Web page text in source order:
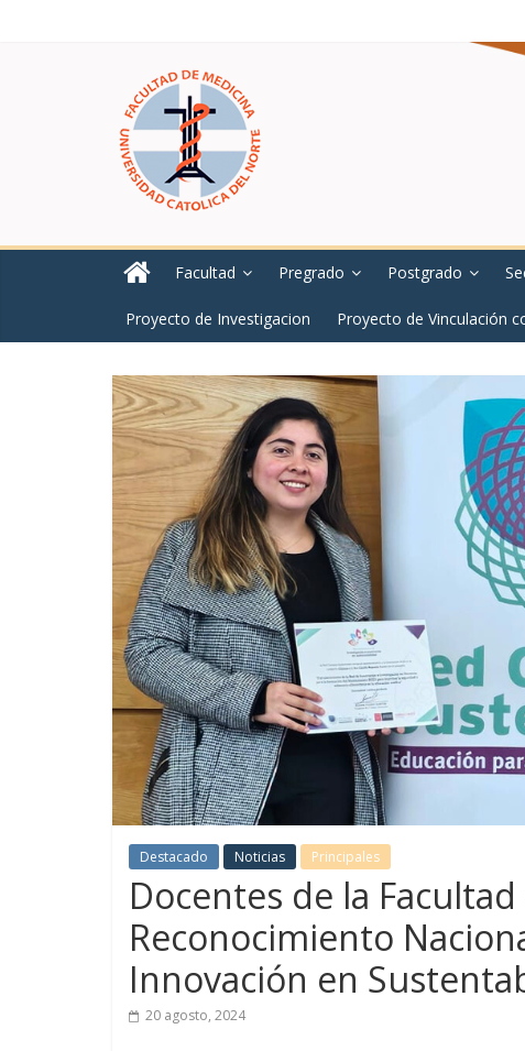
Facultad Pregrado Postgrado
Proyecto de Investigacion Proyecto de Vinculación
Destacado Noticias Principales
Docentes de la
Reconocimiento
Innovación en
20 agosto, 2024